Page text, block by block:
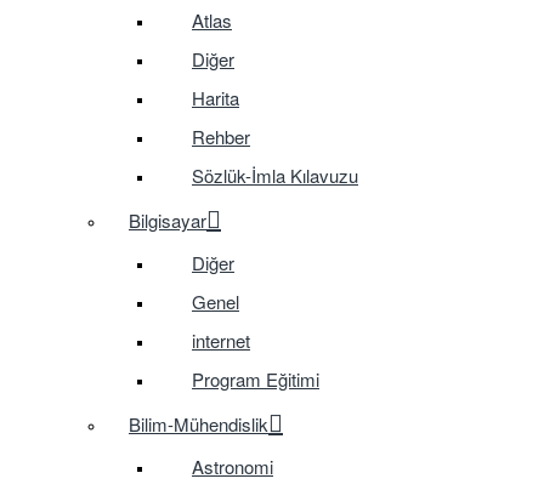
Atlas
Diğer
Harita
Rehber
Sözlük-İmla Kılavuzu
Bilgisayar
Diğer
Genel
internet
Program Eğitimi
Bilim-Mühendislik
Astronomi